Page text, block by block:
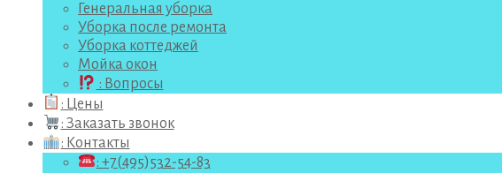
Генеральная уборка
Уборка после ремонта
Уборка коттеджей
Мойка окон
: Вопросы
: Цены
: Заказать звонок
: Контакты
: +7(495)532-54-83